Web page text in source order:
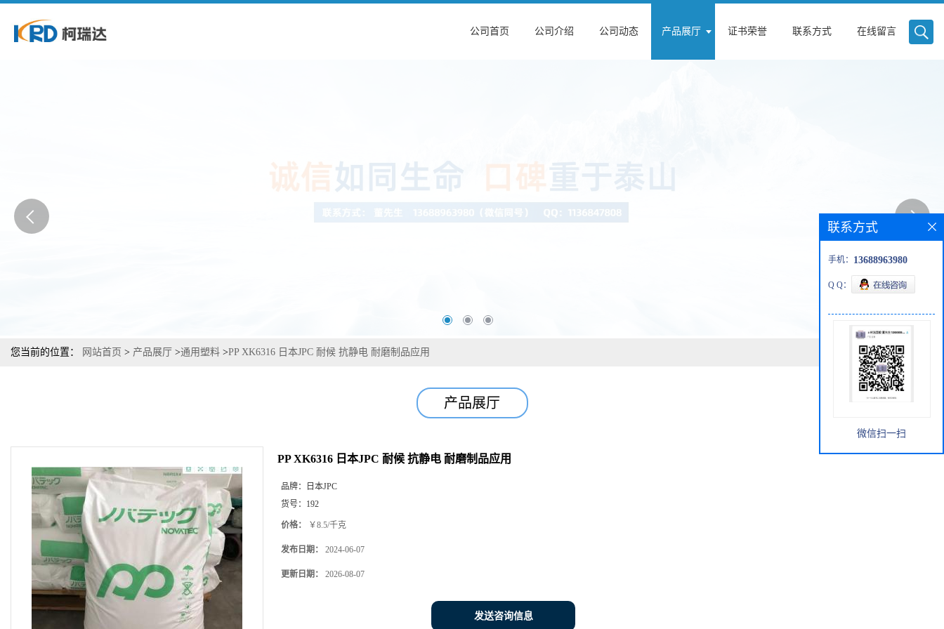
公司首页 公司介绍 公司动态 产品展厅 证书荣誉 联系方式 在线留言
您当前的位置： 网站首页 > 产品展厅 >通用塑料 >PP XK6316 日本JPC 耐候 抗静电 耐磨制品应用
产品展厅
PP XK6316 日本JPC 耐候 抗静电 耐磨制品应用
品牌：
日本JPC
货号： 192
价格： ￥8.5/千克
发布日期： 2024-06-07
更新日期： 2026-08-07
发送咨询信息
联系方式
手机： 13688963980
Q Q：
微信扫一扫